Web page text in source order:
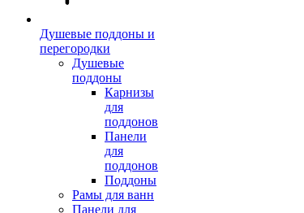
Душевые поддоны и
перегородки
Душевые
поддоны
Карнизы
для
поддонов
Панели
для
поддонов
Поддоны
Рамы для ванн
Панели для